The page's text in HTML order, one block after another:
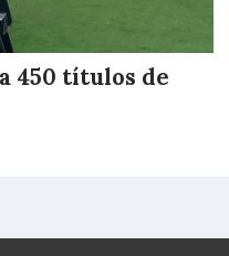
450 títulos de